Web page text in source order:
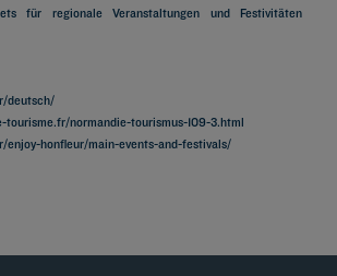
für regionale Veranstaltungen und Festivitäten
deutsch/
tourisme.fr/normandie-tourismus-109-3.html
honfleur/main-events-and-festivals/